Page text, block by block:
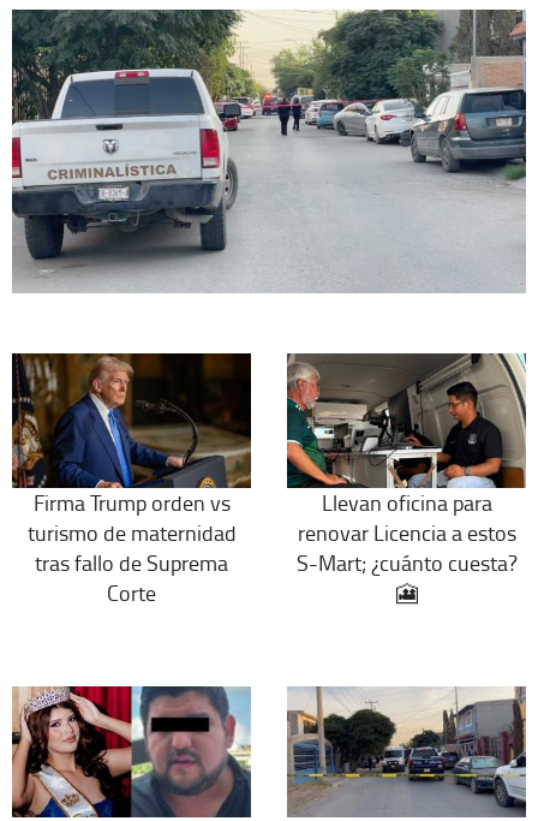
Firma Trump orden vs
turismo de maternidad
tras fallo de Suprema
Corte
Llevan oficina para
renovar Licencia a estos
S-Mart; ¿cuánto cuesta?
🎦